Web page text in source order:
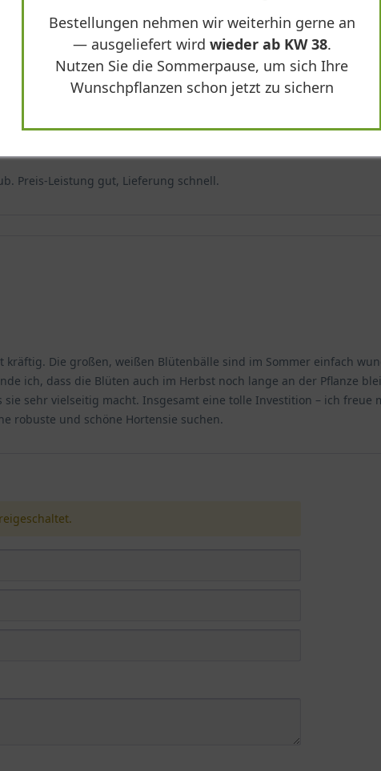
Preis-Leistung gut, Lieferung schnell.
Die großen, weißen Blütenbälle sind im Sommer einfach
ich, dass die Blüten auch im Herbst noch lange an der Pflanze
sehr vielseitig macht. Insgesamt eine tolle Investition – ich
robuste und schöne Hortensie suchen.
Bestellungen nehmen wir weiterhin gerne an
— ausgeliefert wird wieder ab KW 38.
Nutzen Sie die Sommerpause, um sich Ihre
Wunschpflanzen schon jetzt zu sichern